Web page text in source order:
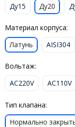
Ду15
Ду20
Материал корпуса:
Латунь
AISI304
Вольтаж:
AC220V
AC110V
Тип клапана:
Нормально